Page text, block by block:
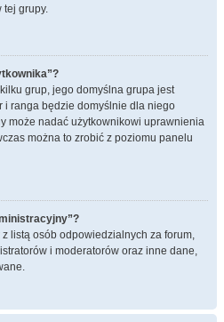
tej grupy.
grup, jego domyślna grupa jest
i ranga będzie domyślnie dla niego
może nadać użytkownikowi uprawnienia
można to zrobić z poziomu panelu
listą osób odpowiedzialnych za forum,
i moderatorów oraz inne dane,